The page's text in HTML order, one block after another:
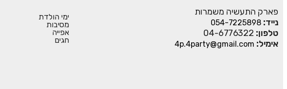
פארק התעשיה משמרות
נייד: 054-7225898
טלפון: 04-6776322
אימיל: 4p.4party@gmail.com
ימי הולדת
מסיבות
אפייה
חגים